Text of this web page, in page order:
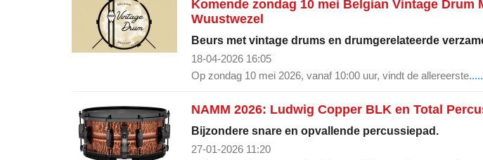
Komende zondag 10 mei Belgian Vintage Drum
Wuustwezel
Beurs met vintage drums en drumgerelateerde
18-04-2026 16:05
Op zondag 10 mei 2026, vanaf 10:00 uur, vindt de allereerste
NAMM 2026: Ludwig Copper BLK en Total
Bijzondere snare en opvallende percussiepad.
27-01-2026 11:20